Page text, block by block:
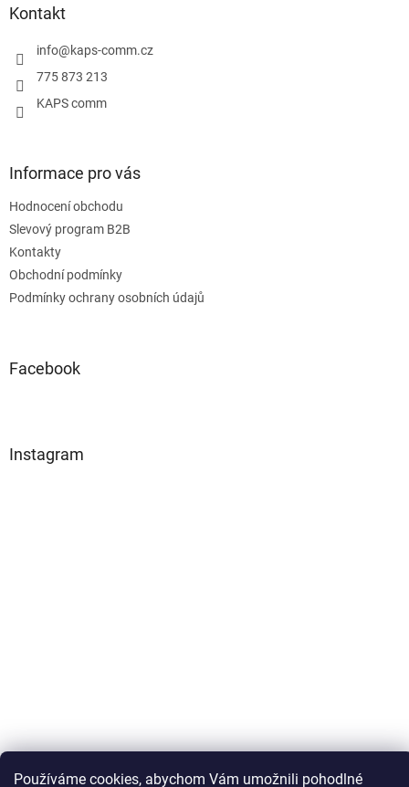
Používáme cookies, abychom Vám umožnili pohodlné
Kontakt
info@kaps-comm.cz
775 873 213
KAPS comm
Informace pro vás
Hodnocení obchodu
Slevový program B2B
Kontakty
Obchodní podmínky
Podmínky ochrany osobních údajů
Facebook
Instagram
Sledovat na Instagramu